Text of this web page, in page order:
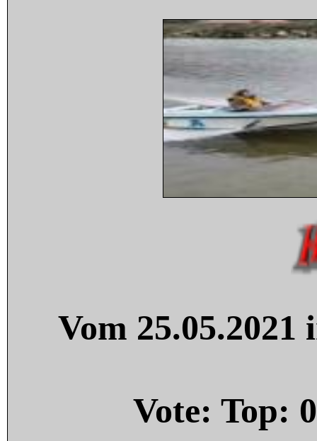
Vom
Vote: Top: 0